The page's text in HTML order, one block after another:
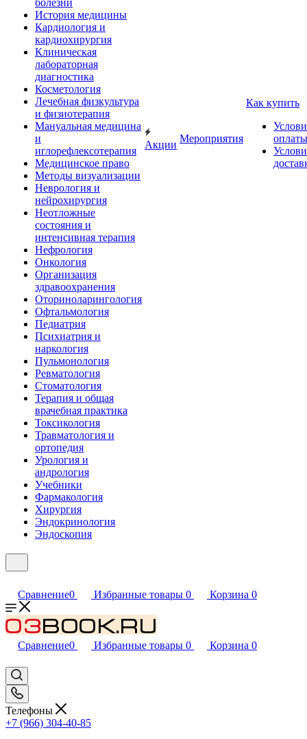
болезни
История медицины
Кардиология и
кардиохирургия
Клиническая
лабораторная
диагностика
Косметология
Лечебная физкультура
и физиотерапия
Мануальная медицина
и
иглорефлексотерапия
Медицинское право
Методы визуализации
Неврология и
нейрохирургия
Неотложные
состояния и
интенсивная терапия
Нефрология
Онкология
Организация
здравоохранения
Оториноларингология
Офтальмология
Педиатрия
Психиатрия и
наркология
Пульмонология
Ревматология
Стоматология
Терапия и общая
врачебная практика
Токсикология
Травматология и
ортопедия
Урология и
андрология
Учебники
Фармакология
Хирургия
Эндокринология
Эндоскопия
Акции
Мероприятия
Как купить
оплаты
Сравнение0 Избранные товары 0 Корзина 0
Сравнение0 Избранные товары 0 Корзина 0
Телефоны
+7 (966) 304-40-85